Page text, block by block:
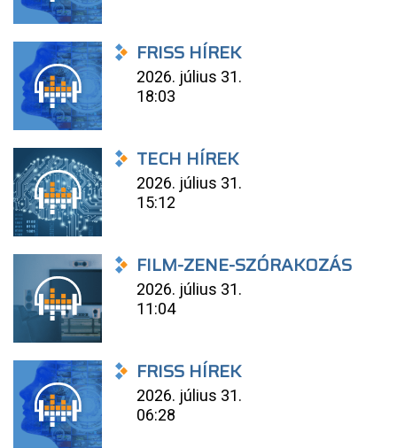
FRISS HÍREK
2026. július 31.
18:03
TECH HÍREK
2026. július 31.
15:12
FILM-ZENE-SZÓRAKOZÁS
2026. július 31.
11:04
FRISS HÍREK
2026. július 31.
06:28